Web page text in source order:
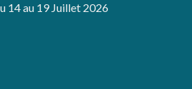
14 au 19 Juillet 2026